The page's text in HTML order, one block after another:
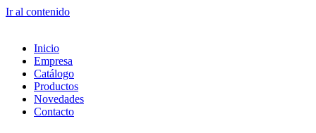
Ir al contenido
Inicio
Empresa
Catálogo
Productos
Novedades
Contacto